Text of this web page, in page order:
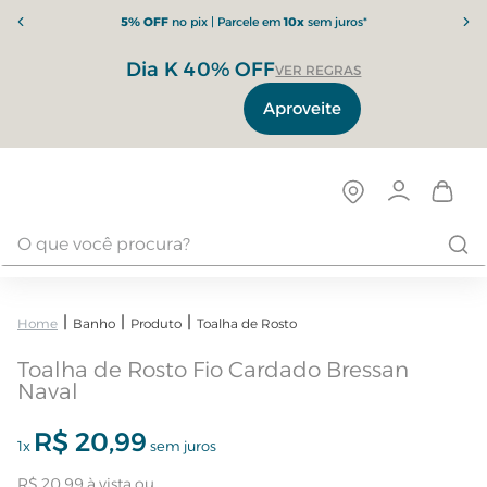
5% OFFno pix | Parcele em10xsem juros*
Dia K 40% OFFVER REGRAS
Aproveite
Banho Produto Toalha de Rosto
Toalha de Rosto Fio Cardado Bressan
Naval
1x R$ 20,99 sem juros